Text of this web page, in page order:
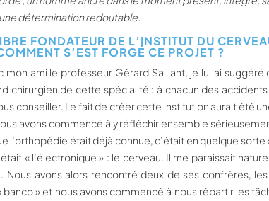
détermination redoutable.
FONDATEUR DE L’INSTITUT DU
S’EST FORGÉ CE PROJET ?
mon ami le professeur Gérard Saillant, je lui ai suggéré
chirurgien de cette spécialité : à chacun des
conseiller. Le fait de créer cette institution aurait été
avons commencé à y réfléchir ensemble
l’orthopédie était déjà connue, c’était en quelque sorte
« l’électronique » : le cerveau. Il me paraissait
avons alors rencontré deux de ses confrères,
» et nous avons commencé à nous répartir les